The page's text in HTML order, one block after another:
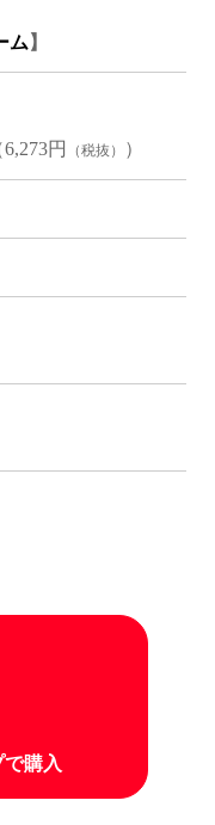
ム 】
6,273円 （税抜） ）
購入